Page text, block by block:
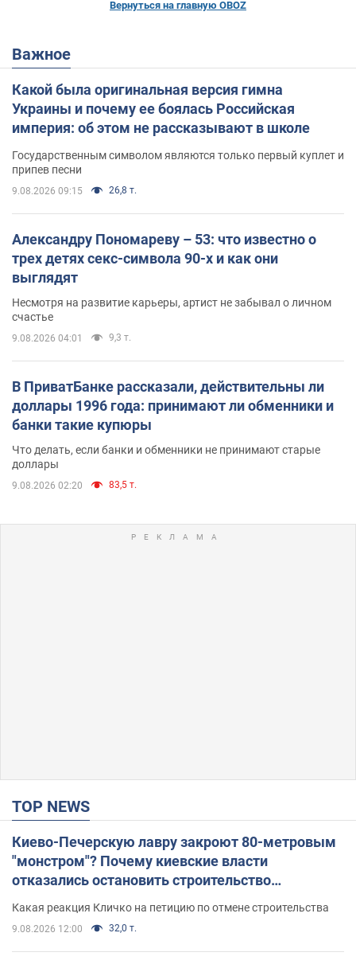
Вернуться на главную OBOZ
Важное
Какой была оригинальная версия гимна
Украины и почему ее боялась Российская
империя: об этом не рассказывают в школе
Государственным символом являются только первый куплет и
припев песни
9.08.2026 09:15 26,8 т.
Александру Пономареву – 53: что известно о
трех детях секс-символа 90-х и как они
выглядят
Несмотря на развитие карьеры, артист не забывал о личном
счастье
9.08.2026 04:01 9,3 т.
В ПриватБанке рассказали, действительны ли
доллары 1996 года: принимают ли обменники и
банки такие купюры
Что делать, если банки и обменники не принимают старые
доллары
9.08.2026 02:20 83,5 т.
TOP NEWS
Киево-Печерскую лавру закроют 80-метровым
"монстром"? Почему киевские власти
отказались остановить строительство
небоскреба "московского верующего"
Какая реакция Кличко на петицию по отмене строительства
9.08.2026 12:00 32,0 т.